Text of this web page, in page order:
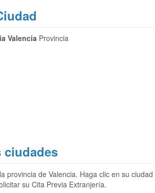
Valencia Provincia
ciudades
provincia de Valencia. Haga clic en su ciudad
su Cita Previa Extranjería.